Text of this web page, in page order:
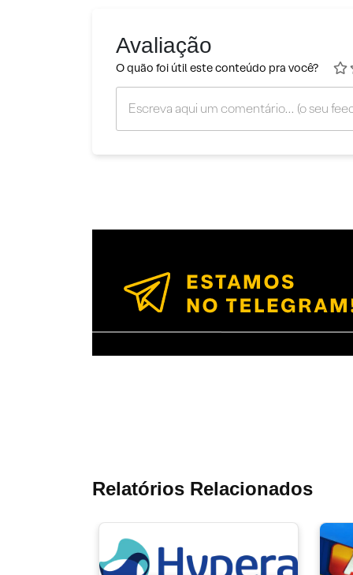
Avaliação
O quão foi útil este conteúdo pra você?
Relatórios Relacionados